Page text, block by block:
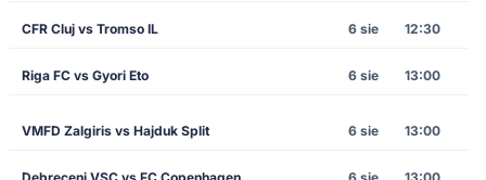
CFR Cluj vs Tromso IL 6 sie 12:30
Riga FC vs Gyori Eto 6 sie 13:00
VMFD Zalgiris vs Hajduk Split 6 sie 13:00